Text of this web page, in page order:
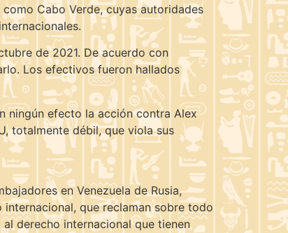
Cabo Verde, cuyas autoridades
de 2021. De acuerdo con
Los efectivos fueron hallados
ningún efecto la acción contra Alex
totalmente débil, que viola sus
en Venezuela de Rusia,
internacional, que reclaman sobre todo
derecho internacional que tienen